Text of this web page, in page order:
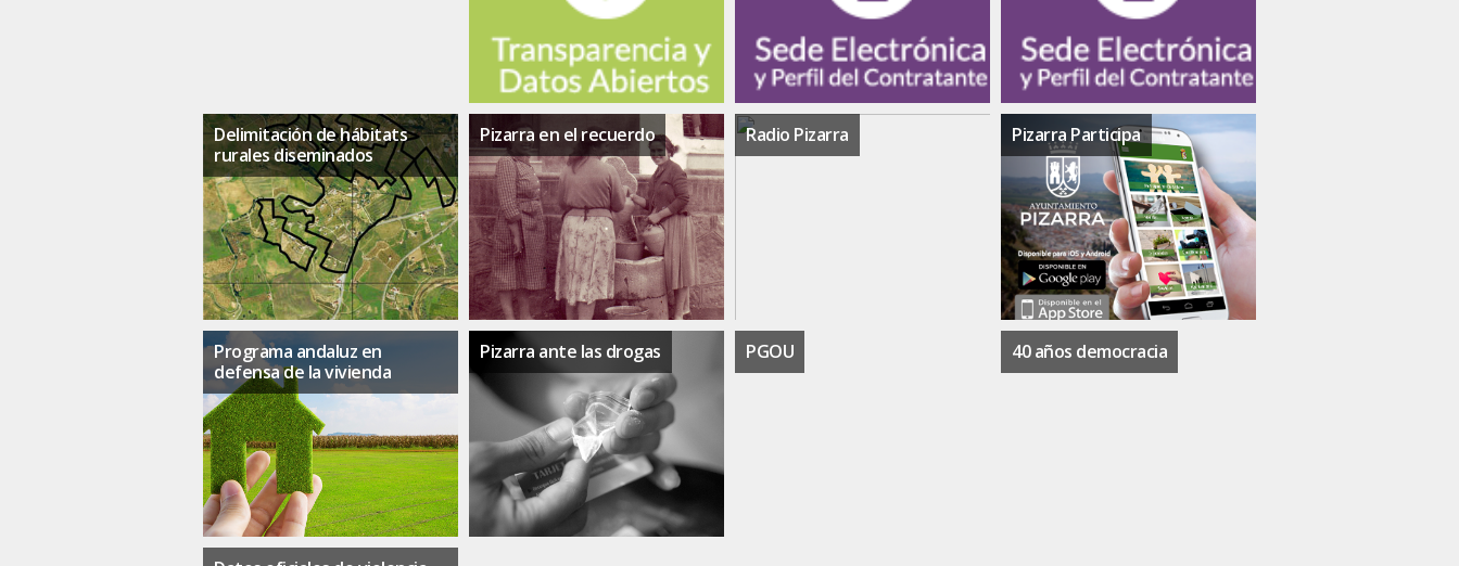
Delimitación de hábitats
rurales diseminados
Pizarra en el recuerdo Radio Pizarra Pizarra Participa
Programa andaluz en
defensa de la vivienda
Pizarra ante las drogas PGOU 40 años democracia